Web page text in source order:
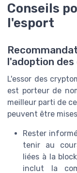
Conseils
l'esport
l'adoption
L'essor des
est porteur de
meilleur parti de
peuvent être
Rester
tenir au
liées à la
inclut la